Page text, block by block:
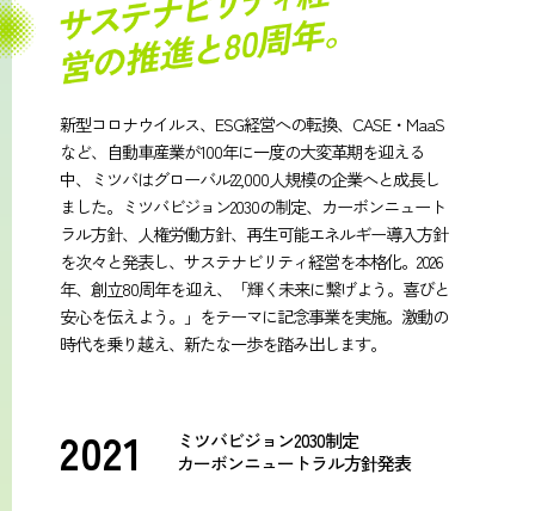
新型コロナウイルス、ESG経営への転換、CASE・MaaS
など、自動車産業が100年に一度の大変革期を迎える
中、ミツバはグローバル22,000人規模の企業へと成長し
ました。ミツバビジョン2030の制定、カーボンニュート
ラル方針、人権労働方針、再生可能エネルギー導入方針
を次々と発表し、サステナビリティ経営を本格化。2026
年、創立80周年を迎え、「輝く未来に繋げよう。喜びと
安心を伝えよう。」をテーマに記念事業を実施。激動の
時代を乗り越え、新たな一歩を踏み出します。
2021
ミツバビジョン2030制定
カーボンニュートラル方針発表